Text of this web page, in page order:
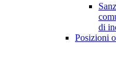
di
Posizioni